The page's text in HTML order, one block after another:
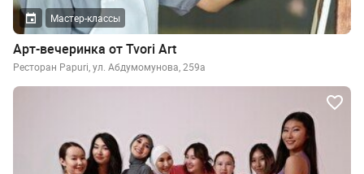
Мастер-классы
Арт-вечеринка от Tvori Art
Ресторан Papuri, ул. Абдумомунова, 259а